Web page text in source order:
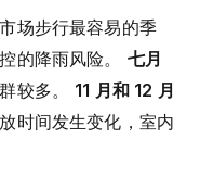
场步行最容易的季
的降雨风险。 七月
较多。 11 月和 12 月
时间发生变化，室内